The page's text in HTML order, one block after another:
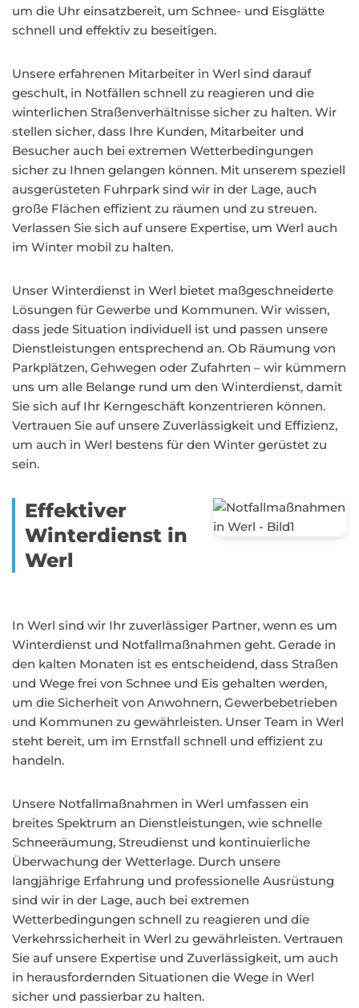
um die Uhr einsatzbereit, um Schnee- und Eisglätte
schnell und effektiv zu beseitigen.
Unsere erfahrenen Mitarbeiter in Werl sind darauf
geschult, in Notfällen schnell zu reagieren und die
winterlichen Straßenverhältnisse sicher zu halten. Wir
stellen sicher, dass Ihre Kunden, Mitarbeiter und
Besucher auch bei extremen Wetterbedingungen
sicher zu Ihnen gelangen können. Mit unserem speziell
ausgerüsteten Fuhrpark sind wir in der Lage, auch
große Flächen effizient zu räumen und zu streuen.
Verlassen Sie sich auf unsere Expertise, um Werl auch
im Winter mobil zu halten.
Unser Winterdienst in Werl bietet maßgeschneiderte
Lösungen für Gewerbe und Kommunen. Wir wissen,
dass jede Situation individuell ist und passen unsere
Dienstleistungen entsprechend an. Ob Räumung von
Parkplätzen, Gehwegen oder Zufahrten – wir kümmern
uns um alle Belange rund um den Winterdienst, damit
Sie sich auf Ihr Kerngeschäft konzentrieren können.
Vertrauen Sie auf unsere Zuverlässigkeit und Effizienz,
um auch in Werl bestens für den Winter gerüstet zu
sein.
Effektiver
Winterdienst in
Werl
In Werl sind wir Ihr zuverlässiger Partner, wenn es um
Winterdienst und Notfallmaßnahmen geht. Gerade in
den kalten Monaten ist es entscheidend, dass Straßen
und Wege frei von Schnee und Eis gehalten werden,
um die Sicherheit von Anwohnern, Gewerbebetrieben
und Kommunen zu gewährleisten. Unser Team in Werl
steht bereit, um im Ernstfall schnell und effizient zu
handeln.
Unsere Notfallmaßnahmen in Werl umfassen ein
breites Spektrum an Dienstleistungen, wie schnelle
Schneeräumung, Streudienst und kontinuierliche
Überwachung der Wetterlage. Durch unsere
langjährige Erfahrung und professionelle Ausrüstung
sind wir in der Lage, auch bei extremen
Wetterbedingungen schnell zu reagieren und die
Verkehrssicherheit in Werl zu gewährleisten. Vertrauen
Sie auf unsere Expertise und Zuverlässigkeit, um auch
in herausfordernden Situationen die Wege in Werl
sicher und passierbar zu halten.